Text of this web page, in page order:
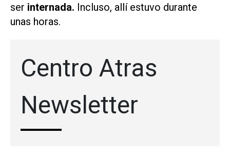
ser internada. Incluso, allí estuvo durante
unas horas.